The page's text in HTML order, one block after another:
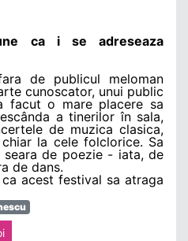
ca i se adreseaza
de publicul meloman
cunoscator, unui public
facut o mare placere sa
a tinerilor în sala,
de muzica clasica,
la cele folclorice. Sa
de poezie - iata, de
de dans.
acest festival sa atraga